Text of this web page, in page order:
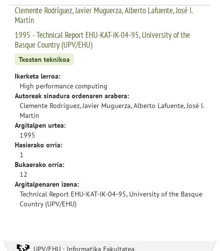
Clemente Rodríguez, Javier Muguerza, Alberto Lafuente, José I.
Martín
1995 - Technical Report EHU-KAT-IK-04-95, University of the
Basque Country (UPV/EHU)
Txosten teknikoa
Ikerketa lerroa:
High performance computing
Autoreak sinadura ordenaren arabera:
Clemente Rodríguez, Javier Muguerza, Alberto Lafuente, José I.
Martín
Argitalpen urtea:
1995
Hasierako orria:
1
Bukaerako orria:
12
Argitalpenaren izena:
Technical Report EHU-KAT-IK-04-95, University of the Basque
Country (UPV/EHU)
UPV/EHU · Informatika Fakultatea